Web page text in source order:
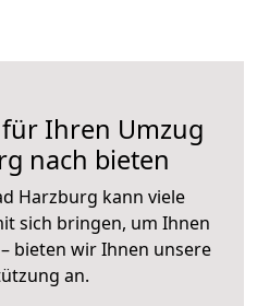
Ihren Umzug
nach bieten
Harzburg kann viele
sich bringen, um Ihnen
bieten wir Ihnen unsere
an.